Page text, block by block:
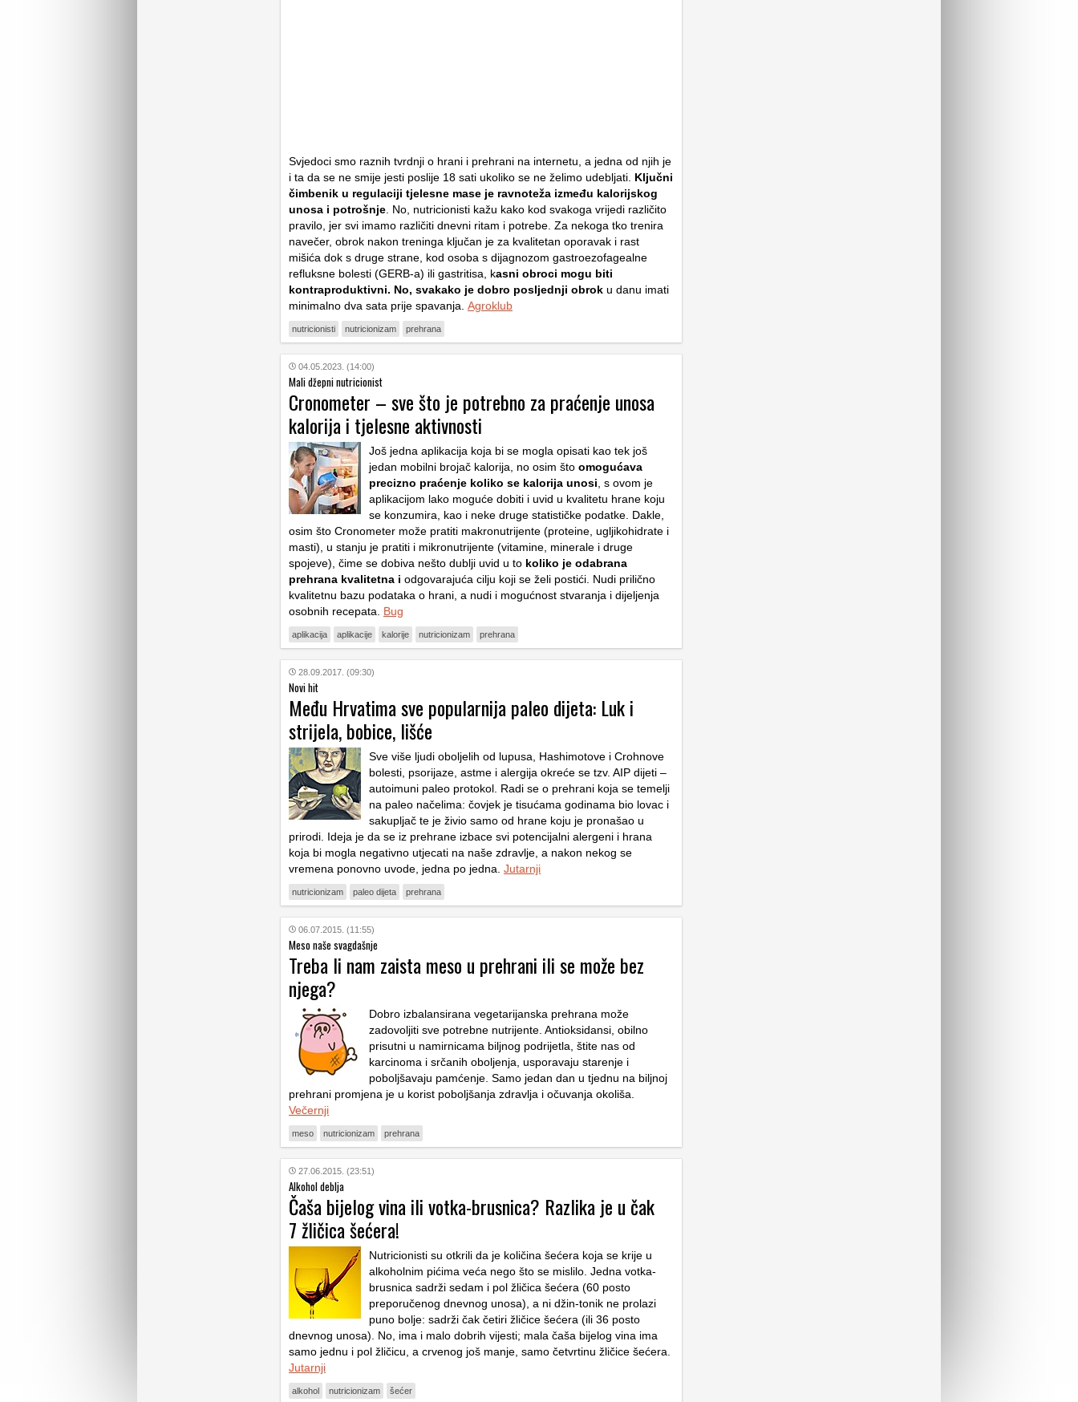
Svjedoci smo raznih tvrdnji o hrani i prehrani na internetu, a jedna od njih je
i ta da se ne smije jesti poslije 18 sati ukoliko se ne želimo udebljati. Ključni
čimbenik u regulaciji tjelesne mase je ravnoteža između kalorijskog
unosa i potrošnje . No, nutricionisti kažu kako kod svakoga vrijedi različito
pravilo, jer svi imamo različiti dnevni ritam i potrebe. Za nekoga tko trenira
navečer, obrok nakon treninga ključan je za kvalitetan oporavak i rast
mišića dok s druge strane, kod osoba s dijagnozom gastroezofagealne
refluksne bolesti (GERB-a) ili gastritisa, kasni obroci mogu biti
kontraproduktivni. No, svakako je dobro posljednji obrok u danu imati
minimalno dva sata prije spavanja. Agroklub
nutricionisti nutricionizam prehrana
04.05.2023. (14:00)
Mali džepni nutricionist
Cronometer – sve što je potrebno za praćenje unosa
kalorija i tjelesne aktivnosti
Još jedna aplikacija koja bi se mogla opisati kao tek još
jedan mobilni brojač kalorija, no osim što omogućava
precizno praćenje koliko se kalorija unosi , s ovom je
aplikacijom lako moguće dobiti i uvid u kvalitetu hrane koju
se konzumira, kao i neke druge statističke podatke. Dakle,
osim što Cronometer može pratiti makronutrijente (proteine, ugljikohidrate i
masti), u stanju je pratiti i mikronutrijente (vitamine, minerale i druge
spojeve), čime se dobiva nešto dublji uvid u to koliko je odabrana
prehrana kvalitetna i odgovarajuća cilju koji se želi postići. Nudi prilično
kvalitetnu bazu podataka o hrani, a nudi i mogućnost stvaranja i dijeljenja
osobnih recepata. Bug
aplikacija aplikacije kalorije nutricionizam prehrana
28.09.2017. (09:30)
Novi hit
Među Hrvatima sve popularnija paleo dijeta: Luk i
strijela, bobice, lišće
Sve više ljudi oboljelih od lupusa, Hashimotove i Crohnove
bolesti, psorijaze, astme i alergija okreće se tzv. AIP dijeti –
autoimuni paleo protokol. Radi se o prehrani koja se temelji
na paleo načelima: čovjek je tisućama godinama bio lovac i
sakupljač te je živio samo od hrane koju je pronašao u
prirodi. Ideja je da se iz prehrane izbace svi potencijalni alergeni i hrana
koja bi mogla negativno utjecati na naše zdravlje, a nakon nekog se
vremena ponovno uvode, jedna po jedna. Jutarnji
nutricionizam paleo dijeta prehrana
06.07.2015. (11:55)
Meso naše svagdašnje
Treba li nam zaista meso u prehrani ili se može bez
njega?
Dobro izbalansirana vegetarijanska prehrana može
zadovoljiti sve potrebne nutrijente. Antioksidansi, obilno
prisutni u namirnicama biljnog podrijetla, štite nas od
karcinoma i srčanih oboljenja, usporavaju starenje i
poboljšavaju pamćenje. Samo jedan dan u tjednu na biljnoj
prehrani promjena je u korist poboljšanja zdravlja i očuvanja okoliša.
Večernji
meso nutricionizam prehrana
27.06.2015. (23:51)
Alkohol deblja
Čaša bijelog vina ili votka-brusnica? Razlika je u čak
7 žličica šećera!
Nutricionisti su otkrili da je količina šećera koja se krije u
alkoholnim pićima veća nego što se mislilo. Jedna votka-
brusnica sadrži sedam i pol žličica šećera (60 posto
preporučenog dnevnog unosa), a ni džin-tonik ne prolazi
puno bolje: sadrži čak četiri žličice šećera (ili 36 posto
dnevnog unosa). No, ima i malo dobrih vijesti; mala čaša bijelog vina ima
samo jednu i pol žličicu, a crvenog još manje, samo četvrtinu žličice šećera.
Jutarnji
alkohol nutricionizam šećer